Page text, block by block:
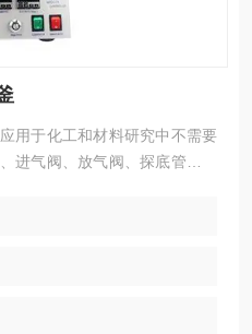
用于化工和材料研究中不需要
进气阀、放气阀、探底管、热